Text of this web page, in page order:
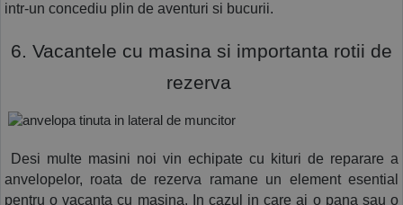
intr-un concediu plin de aventuri si bucurii.
6. Vacantele cu masina si importanta rotii de
rezerva
Desi multe masini noi vin echipate cu kituri de reparare a
anvelopelor, roata de rezerva ramane un element esential
pentru o vacanta cu masina. In cazul in care ai o pana sau o